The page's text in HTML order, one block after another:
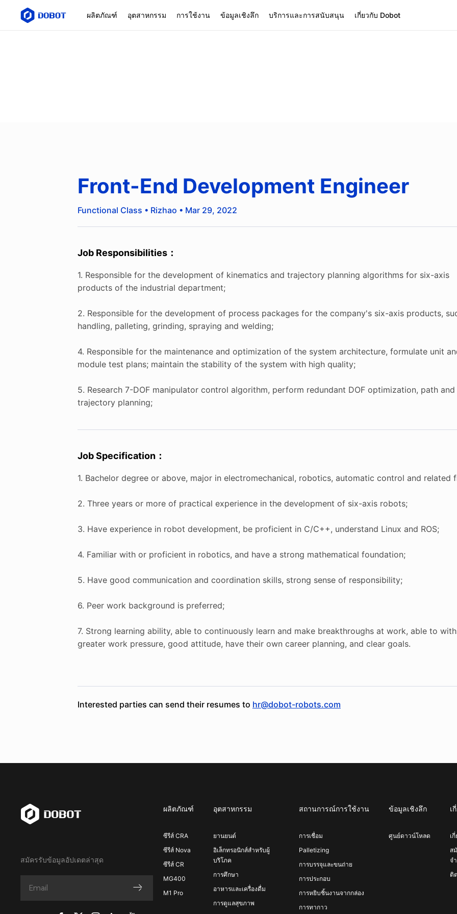
ผลิตภัณฑ์ อุตสาหกรรม การใช้งาน ข้อมูลเชิงลึก บริการและการสนับสนุน เกี่ยวกับ Dobot
Front-End Development Engineer
Functional Class • Rizhao • Mar 29, 2022
Job Responsibilities：
1. Responsible for the development of kinematics and trajectory planning algorithms for six-axis
products of the industrial department;
2. Responsible for the development of process packages for the company's six-axis products,
handling, palleting, grinding, spraying and welding;
4. Responsible for the maintenance and optimization of the system architecture, formulate unit
module test plans; maintain the stability of the system with high quality;
5. Research 7-DOF manipulator control algorithm, perform redundant DOF optimization, path and
trajectory planning;
Job Specification：
1. Bachelor degree or above, major in electromechanical, robotics, automatic control and related
2. Three years or more of practical experience in the development of six-axis robots;
3. Have experience in robot development, be proficient in C/C++, understand Linux and ROS;
4. Familiar with or proficient in robotics, and have a strong mathematical foundation;
5. Have good communication and coordination skills, strong sense of responsibility;
6. Peer work background is preferred;
7. Strong learning ability, able to continuously learn and make breakthroughs at work, able to
greater work pressure, good attitude, have their own career planning, and clear goals.
Interested parties can send their resumes to hr@dobot-robots.com
สมัครรับข้อมูลอัปเดตล่าสุด
ผลิตภัณฑ์
ซีรีส์ CRA
ซีรีส์ Nova
ซีรีส์ CR
MG400
M1 Pro
อุตสาหกรรม
ยานยนต์
อิเล็กทรอนิกส์สำหรับผู้
บริโภค
การศึกษา
อาหารและเครื่องดื่ม
การดูแลสุขภาพ
สถานการณ์การใช้งาน
การเชื่อม
Palletizing
การบรรจุและขนถ่าย
การประกอบ
การหยิบชิ้นงานจากกล่อง
การทากาว
ข้อมูลเชิงลึก
ศูนย์ดาวน์โหลด
เ
เ
ส
จ
ติ